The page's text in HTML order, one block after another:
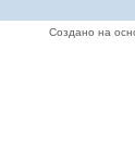
Создано на